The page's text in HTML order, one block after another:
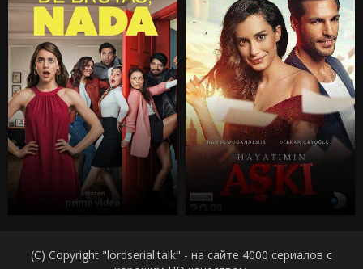
(C) Copyright "lordserial.talk" - на сайте 4000 сериалов с